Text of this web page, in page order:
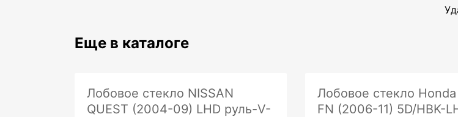
Еще в каталоге
Лобовое стекло NISSAN
QUEST (2004-09) LHD руль-V-
Лобовое стекло
FN (2006-11) 5D/HBK-